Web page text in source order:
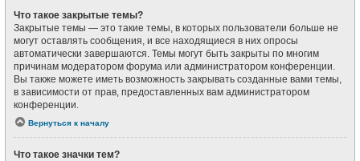
Что такое закрытые темы?
Закрытые темы — это такие темы, в которых пользователи больше не
могут оставлять сообщения, и все находящиеся в них опросы
автоматически завершаются. Темы могут быть закрыты по многим
причинам модератором форума или администратором конференции.
Вы также можете иметь возможность закрывать созданные вами темы,
в зависимости от прав, предоставленных вам администратором
конференции.
Вернуться к началу
Что такое значки тем?